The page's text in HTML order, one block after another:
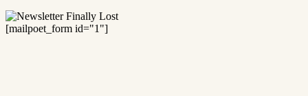
[mailpoet_form id="1"]